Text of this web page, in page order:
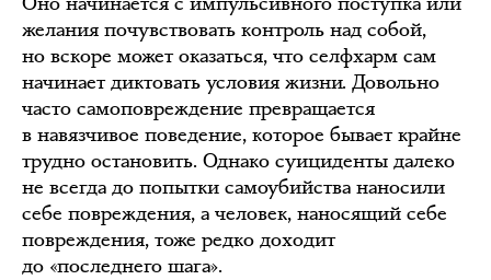
желания почувствовать контроль над собой,
но вскоре может оказаться, что селфхарм сам
начинает диктовать условия жизни. Довольно
часто самоповреждение превращается
в навязчивое поведение, которое бывает крайне
трудно остановить. Однако суициденты далеко
не всегда до попытки самоубийства наносили
себе повреждения, а человек, наносящий себе
повреждения, тоже редко доходит
до «последнего шага».